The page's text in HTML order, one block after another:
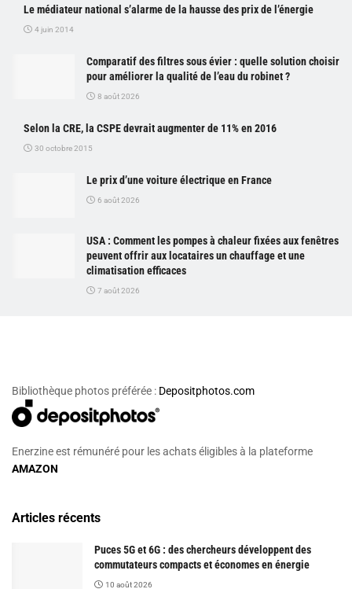
Le médiateur national s’alarme de la hausse des prix de l’énergie
4 juin 2014
Comparatif des filtres sous évier : quelle solution choisir
pour améliorer la qualité de l’eau du robinet ?
8 août 2026
Selon la CRE, la CSPE devrait augmenter de 11% en 2016
30 octobre 2015
Le prix d’une voiture électrique en France
6 août 2026
USA : Comment les pompes à chaleur fixées aux fenêtres
peuvent offrir aux locataires un chauffage et une
climatisation efficaces
7 août 2026
Bibliothèque photos préférée : Depositphotos.com
Enerzine est rémunéré pour les achats éligibles à la plateforme
AMAZON
Articles récents
Puces 5G et 6G : des chercheurs développent des
commutateurs compacts et économes en énergie
10 août 2026